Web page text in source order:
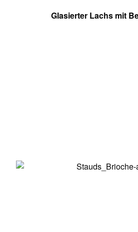
Glasierter Lachs mit